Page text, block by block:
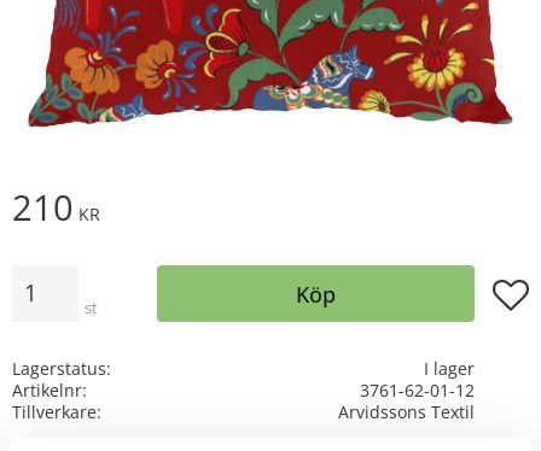
210 KR
st Köp
Lagerstatus
I lager
Artikelnr
3761-62-01-12
Tillverkare
Arvidssons Textil